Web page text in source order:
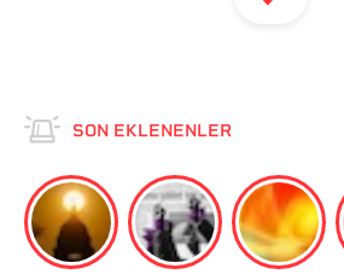
SON EKLENENLER